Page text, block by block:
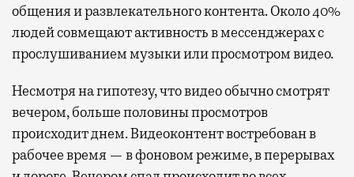
общения и развлекательного контента. Около 40%
людей совмещают активность в мессенджерах с
прослушиванием музыки или просмотром видео.
Несмотря на гипотезу, что видео обычно смотрят
вечером, больше половины просмотров
происходит днем. Видеоконтент востребован в
рабочее время — в фоновом режиме, в перерывах